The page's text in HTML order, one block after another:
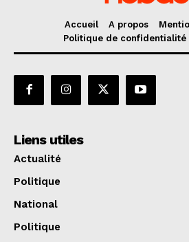
Accueil A propos
Politique de confidentialité
Liens utiles
Actualité
Politique
National
Politique